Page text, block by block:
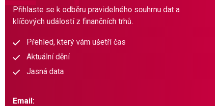
Přihlaste se k odběru pravidelného souhrnu dat a
klíčových událostí z finančních trhů.
Přehled, který vám ušetří čas
Aktuální dění
Jasná data
Email: